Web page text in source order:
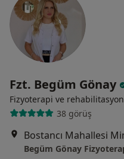
Fzt. Begüm Gönay
Fizyoterapi ve rehabilitasyon
38 görüş